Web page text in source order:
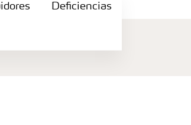
Deficiencias